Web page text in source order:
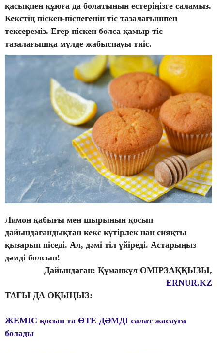
қасықпен құюға да болатынын естеріңізге саламыз.
Кекстің піскен-піспегенін тіс тазалағышпен
тексереміз. Егер піскен болса қамыр тіс
тазалағышқа мүлде жабыспауы тиіс.
Лимон қабығы мен шырынын қосып
дайындағандықтан кекс күтірлек нан сияқты
қызарып піседі. Ал, дәмі тіл үйіреді. Астарыңыз
дәмді болсын!
Дайындаған: Құманкүл ӨМІРЗАҚҚЫЗЫ,
ERNUR.KZ
ТАҒЫ ДА ОҚЫҢЫЗ:
ЖЕМІС қосып та ӨТЕ ДӘМДІ салат жасауға
болады